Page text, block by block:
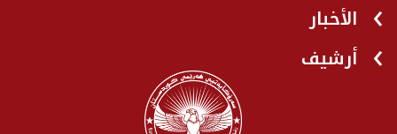
الأخبار
أرشيف